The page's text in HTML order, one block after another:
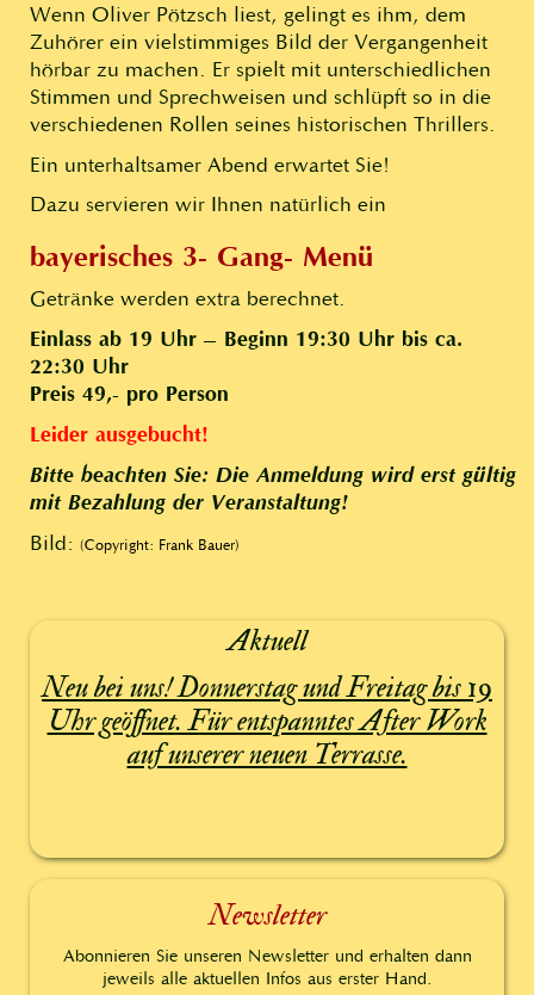
Wenn Oliver Pötzsch liest, gelingt es ihm, dem
Zuhörer ein vielstimmiges Bild der Vergangenheit
hörbar zu machen. Er spielt mit unterschiedlichen
Stimmen und Sprechweisen und schlüpft so in die
verschiedenen Rollen seines historischen Thrillers.
Ein unterhaltsamer Abend erwartet Sie!
Dazu servieren wir Ihnen natürlich ein
bayerisches 3- Gang- Menü
Getränke werden extra berechnet.
Einlass ab 19 Uhr – Beginn 19:30 Uhr bis ca.
22:30 Uhr
Preis 49,- pro Person
Leider ausgebucht!
Bitte beachten Sie: Die Anmeldung wird erst gültig
mit Bezahlung der Veranstaltung!
Bild: (Copyright: Frank Bauer)
Aktuell
Neu bei uns! Donnerstag und Freitag bis 19
Uhr geöffnet. Für entspanntes After Work
auf unserer neuen Terrasse.
Newsletter
Abonnieren Sie unseren Newsletter und erhalten dann
jeweils alle aktuellen Infos aus erster Hand.